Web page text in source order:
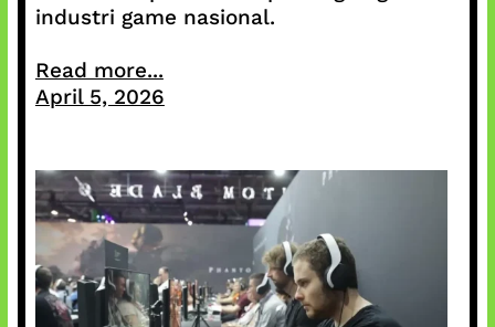
industri game nasional.
Read more...
April 5, 2026